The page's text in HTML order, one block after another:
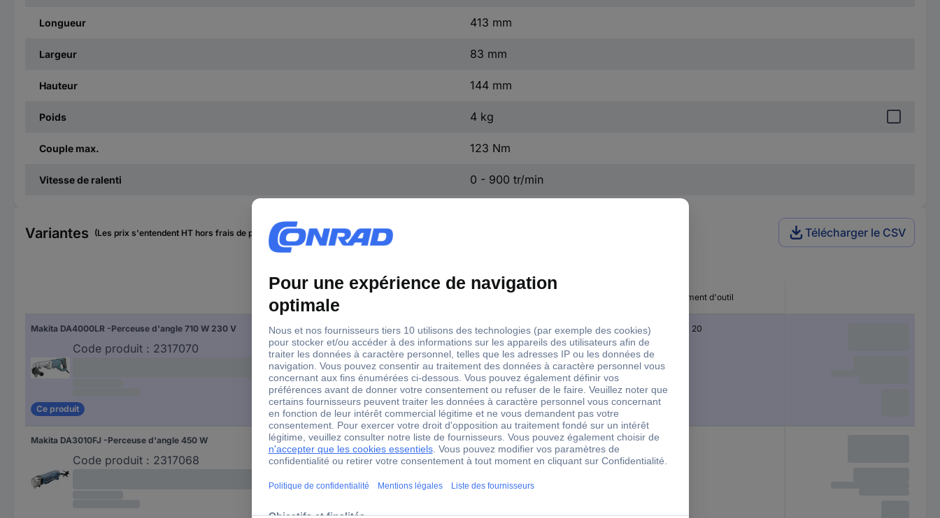
Longueur 413 mm
Largeur 83 mm
Hauteur 144 mm
Poids 4 kg
Couple max. 123 Nm
Vitesse de ralenti 0 - 900 tr/min
Variantes (Les prix s'entendent HT hors frais de port) Télécharger le CSV
Puissance
Gamme de tension du
Logement d'outil
Makita DA4000LR -Perceuse d'angle 710 W 230 V
Code produit : 2317070
Ce produit
710 W 2 - 13 mm 4 kg 1/2" x 20
Makita DA3010FJ -Perceuse d'angle 450 W
Code produit : 2317068
450 W 1,5 - 10 mm 1.6 kg